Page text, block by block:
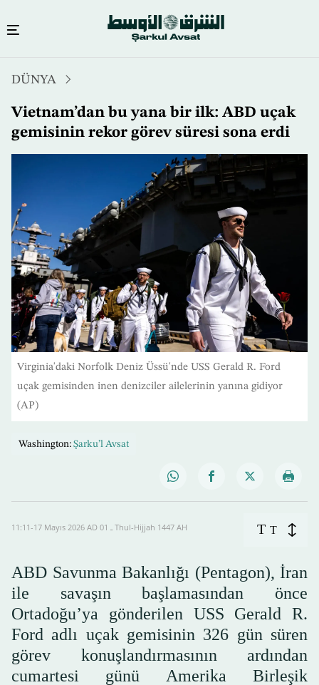
içeriğe
atla
DÜNYA
Vietnam’dan bu yana bir ilk: ABD uçak
gemisinin rekor görev süresi sona erdi
Virginia'daki Norfolk Deniz Üssü'nde USS Gerald R. Ford
uçak gemisinden inen denizciler ailelerinin yanına gidiyor
(AP)
Washington: Şarku’l Avsat
11:11-17 Mayıs 2026 AD ـ 01 Thul-Hijjah 1447 AH T T
ABD Savunma Bakanlığı (Pentagon), İran
ile savaşın başlamasından önce
Ortadoğu’ya gönderilen USS Gerald R.
Ford adlı uçak gemisinin 326 gün süren
görev konuşlandırmasının ardından
cumartesi günü Amerika Birleşik